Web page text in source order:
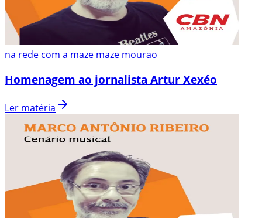
na rede com a maze maze mourao
Homenagem ao jornalista Artur Xexéo
Ler matéria